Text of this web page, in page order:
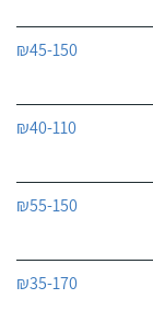
₪45-150
₪40-110
₪55-150
₪35-170